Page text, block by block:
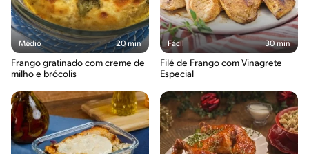
Médio 20 min
Frango gratinado com creme de
milho e brócolis
Fácil 30 min
Filé de Frango com Vinagrete
Especial